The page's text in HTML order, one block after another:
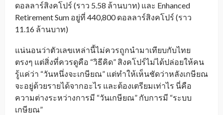
ดอลลาร์สิงคโปร์ (ราว 5.58 ล้านบาท) และ Enhanced
Retirement Sum อยู่ที่ 440,800 ดอลลาร์สิงคโปร์ (ราว
11.16 ล้านบาท)
แน่นอนว่าตัวเลขเหล่านี้ไม่ควรถูกนำมาเทียบกับไทย
ตรงๆ แต่สิ่งที่ควรดูคือ “วิธีคิด” สิงคโปร์ไม่ได้ปล่อยให้คน
รู้แค่ว่า “วันหนึ่งจะเกษียณ” แต่ทำให้เห็นชัดว่าหลังเกษียณ
จะอยู่ด้วยรายได้จากอะไร และต้องเตรียมเท่าไร นี่คือ
ความต่างระหว่างการมี “วันเกษียณ” กับการมี “ระบบ
เกษียณ”